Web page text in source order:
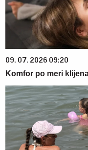
09. 07. 2026 09:20
Komfor po meri